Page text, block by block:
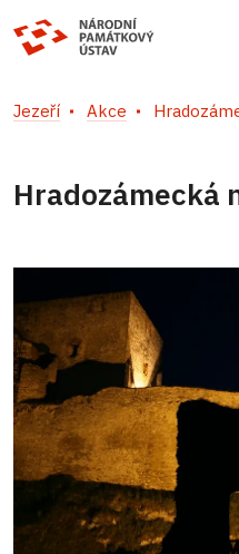
Jezeří Akce
Hradozámecká